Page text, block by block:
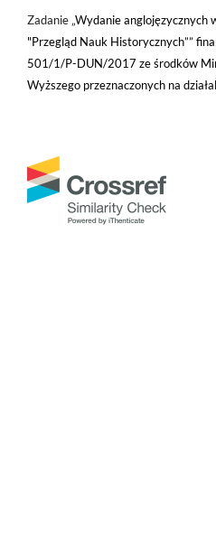
Zadanie „Wydanie anglojęzycznych
"Przegląd Nauk Historycznych””
501/1/P-DUN/2017 ze środków
Wyższego przeznaczonych na